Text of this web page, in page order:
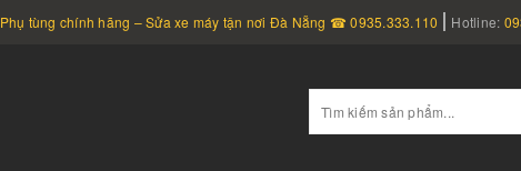
Phụ tùng chính hãng – Sửa xe máy tận nơi Đà Nẵng ☎ 0935.333.110 Hotline: